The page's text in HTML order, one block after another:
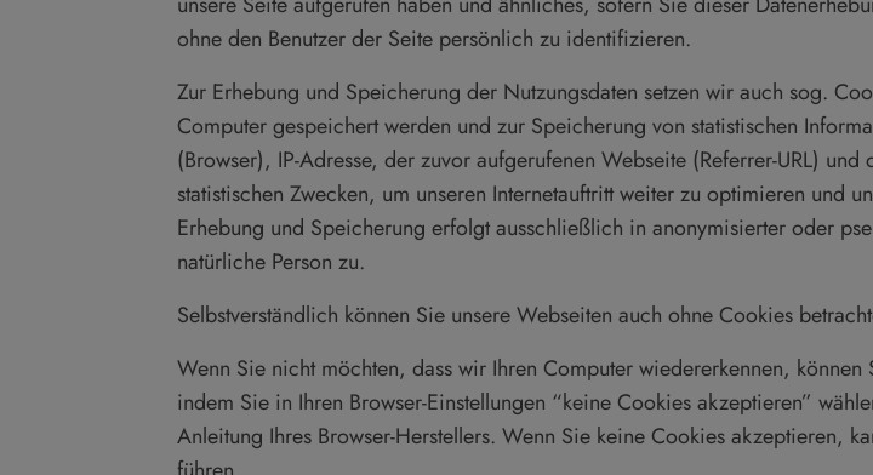
ohne den Benutzer der Seite persönlich zu identifizieren.
Zur Erhebung und Speicherung der Nutzungsdaten setzen wir auch sog.
Computer gespeichert werden und zur Speicherung von statistischen
(Browser), IP-Adresse, der zuvor aufgerufenen Webseite (Referrer-URL)
statistischen Zwecken, um unseren Internetauftritt weiter zu optimieren und
Erhebung und Speicherung erfolgt ausschließlich in anonymisierter oder
natürliche Person zu.
Selbstverständlich können Sie unsere Webseiten auch ohne Cookies
Wenn Sie nicht möchten, dass wir Ihren Computer wiedererkennen,
indem Sie in Ihren Browser-Einstellungen “keine Cookies akzeptieren”
Anleitung Ihres Browser-Herstellers. Wenn Sie keine Cookies akzeptieren,